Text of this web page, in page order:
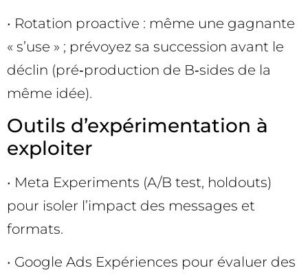
• Rotation proactive : même une gagnante
« s’use » ; prévoyez sa succession avant le
déclin (pré‑production de B‑sides de la
même idée).
Outils d’expérimentation à
exploiter
• Meta Experiments (A/B test, holdouts)
pour isoler l’impact des messages et
formats.
• Google Ads Expériences pour évaluer des